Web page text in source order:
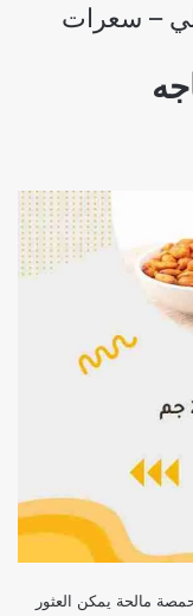
– سعرات
مالحة يمكن العثور